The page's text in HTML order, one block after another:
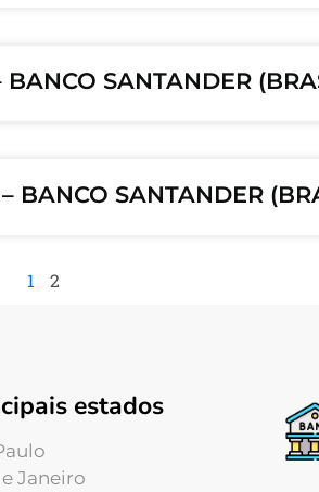
SANTANDER
BANCO SANTANDER
1 2
estados
Janeiro